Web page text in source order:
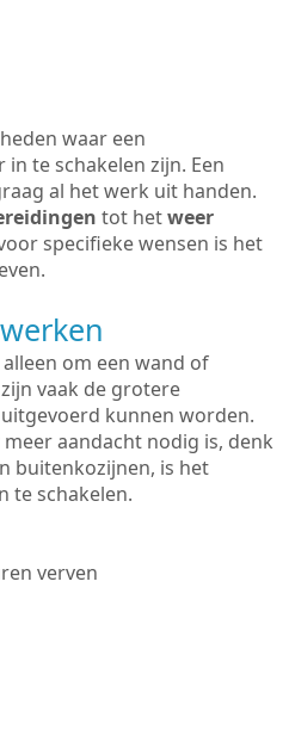
waar een
te schakelen zijn. Een
al het werk uit handen.
tot hetweer
specifieke wensen is het
om een wand of
vaak de grotere
kunnen worden.
aandacht nodig is, denk
buitenkozijnen, is het
te schakelen.
verven